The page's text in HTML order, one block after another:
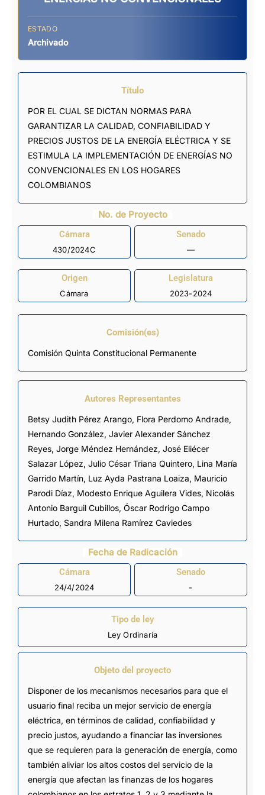
ESTADO
Archivado
Título
POR EL CUAL SE DICTAN NORMAS PARA
GARANTIZAR LA CALIDAD, CONFIABILIDAD Y
PRECIOS JUSTOS DE LA ENERGÍA ELÉCTRICA Y SE
ESTIMULA LA IMPLEMENTACIÓN DE ENERGÍAS NO
CONVENCIONALES EN LOS HOGARES
COLOMBIANOS
No. de Proyecto
Cámara
430/2024C
Senado
—
Origen
Cámara
Legislatura
2023-2024
Comisión(es)
Comisión Quinta Constitucional Permanente
Autores Representantes
Betsy Judith Pérez Arango, Flora Perdomo Andrade,
Hernando González, Javier Alexander Sánchez
Reyes, Jorge Méndez Hernández, José Eliécer
Salazar López, Julio César Triana Quintero, Lina María
Garrido Martín, Luz Ayda Pastrana Loaiza, Mauricio
Parodi Díaz, Modesto Enrique Aguilera Vides, Nicolás
Antonio Barguil Cubillos, Óscar Rodrigo Campo
Hurtado, Sandra Milena Ramírez Caviedes
Fecha de Radicación
Cámara
24/4/2024
Senado
-
Tipo de ley
Ley Ordinaria
Objeto del proyecto
Disponer de los mecanismos necesarios para que el
usuario final reciba un mejor servicio de energía
eléctrica, en términos de calidad, confiabilidad y
precio justos, ayudando a financiar las inversiones
que se requieren para la generación de energía, como
también aliviar los altos costos del servicio de la
energía que afectan las finanzas de los hogares